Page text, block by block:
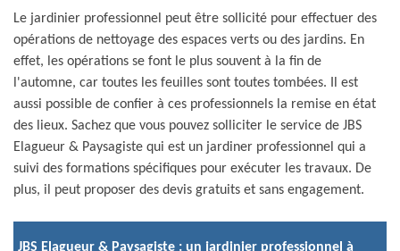
Le jardinier professionnel peut être sollicité pour effectuer des
opérations de nettoyage des espaces verts ou des jardins. En
effet, les opérations se font le plus souvent à la fin de
l'automne, car toutes les feuilles sont toutes tombées. Il est
aussi possible de confier à ces professionnels la remise en état
des lieux. Sachez que vous pouvez solliciter le service de JBS
Elagueur & Paysagiste qui est un jardiner professionnel qui a
suivi des formations spécifiques pour exécuter les travaux. De
plus, il peut proposer des devis gratuits et sans engagement.
JBS Elagueur & Paysagiste : un jardinier professionnel à